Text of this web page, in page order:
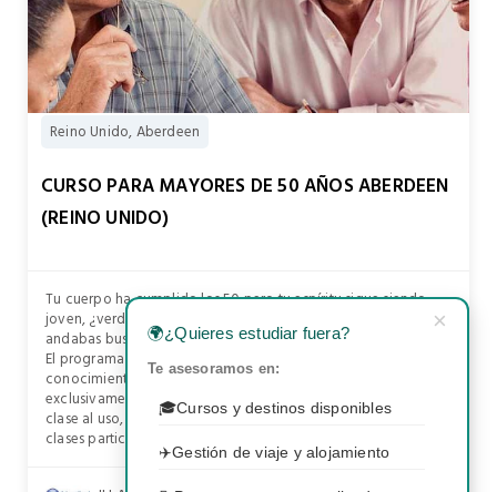
Reino Unido, Aberdeen
CURSO PARA MAYORES DE 50 AÑOS ABERDEEN
(REINO UNIDO)
Tu cuerpo ha cumplido los 50 pero tu espíritu sigue siendo
joven, ¿verdad? Si te sientes identificado, éste es el curso que
andabas buscando.
El programa es una combinación de clases de inglés con
conocimientos de cultura escocesa en grupos diseñados
exclusivamente para mayores de 50 años. La clase no es una
clase al uso, aquí no hay gramática o libros de texto, sino
clases participativas.
×
🌍¿Quieres estudiar fuera?
Te asesoramos en:
🎓Cursos y destinos disponibles
✈️Gestión de viaje y alojamiento